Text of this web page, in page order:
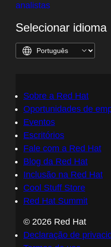
analistas
Selecionar idioma
Sobre a Red Hat
Oportunidades de
Eventos
Escritórios
Fale com a Red Hat
Blog da Red Hat
Inclusão na Red Hat
Cool Stuff Store
Red Hat Summit
© 2026 Red Hat
Declaração de